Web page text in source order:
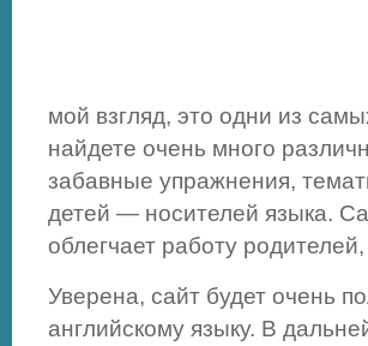
мой взгляд, это одни из
найдете очень много
забавные упражнения,
детей — носителей языка.
облегчает работу
Уверена, сайт будет очень
английскому языку. В